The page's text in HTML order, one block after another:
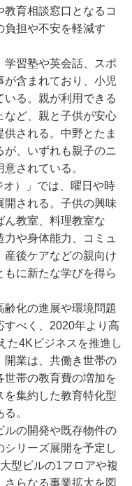
育相談窓口となるコ
負担や不安を軽減す
習塾や英会話、スポ
含まれており、小児
る。親が利用できる
など、親と子供が安心
される。中野とたま
、いずれも親子のニ
されている。
）」では、曜日や時
開される。子供の興味
ん教室、料理教室な
や身体能力、コミュ
産後ケアなどの親向け
もに新たな学びを得ら
化の進展や環境問題
すべく、2020年より高
た4Kビジネスを推進し
開業は、共働き世帯の
帯の教育費の増加を
集約した教育特化型
。
の開発や既存物件の
リーズ展開を予定し
型ビルの1フロアや複
らなる事業拡大を図